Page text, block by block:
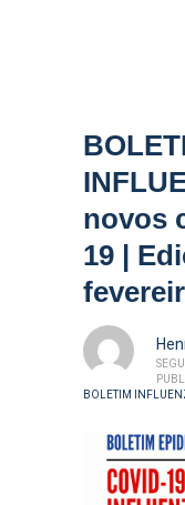
novos
19 |
BOLETIM